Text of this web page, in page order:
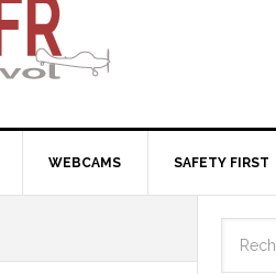
WEBCAMS SAFETY FIRST